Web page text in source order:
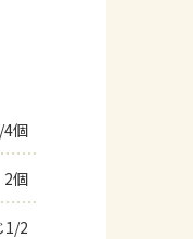
4個
2個
1/2